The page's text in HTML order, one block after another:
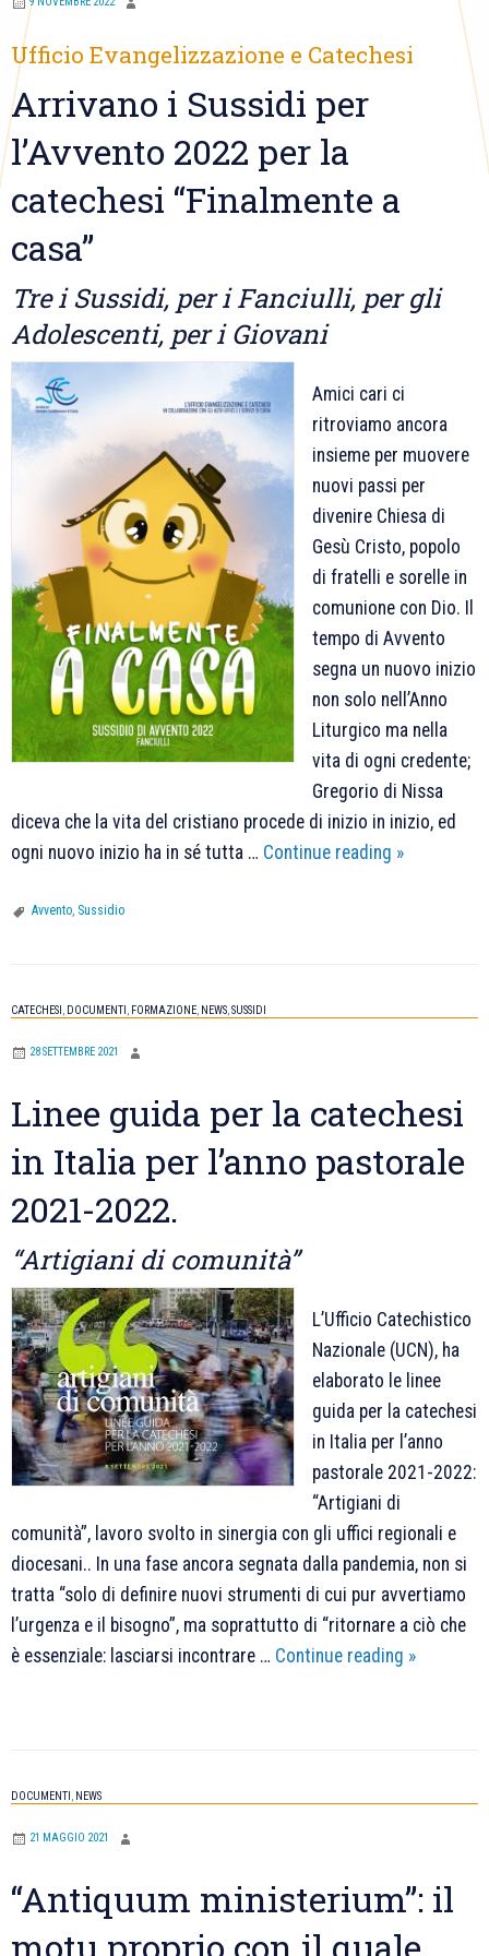
Ufficio Evangelizzazione e Catechesi
Arrivano i Sussidi per
l’Avvento 2022 per la
catechesi “Finalmente a
casa”
Tre i Sussidi, per i Fanciulli, per gli
Adolescenti, per i Giovani
Amici cari ci
ritroviamo ancora
insieme per muovere
nuovi passi per
divenire Chiesa di
Gesù Cristo, popolo
di fratelli e sorelle in
comunione con Dio. Il
tempo di Avvento
segna un nuovo inizio
non solo nell’Anno
Liturgico ma nella
vita di ogni credente;
Gregorio di Nissa
diceva che la vita del cristiano procede di inizio in inizio, ed
ogni nuovo inizio ha in sé tutta … Continue reading Arrivano
catechesi
“Finalmente
a
»
Avvento, Sussidio
CATECHESI, DOCUMENTI, FORMAZIONE, NEWS,SUSSIDI
28 SETTEMBRE 2021
Linee guida per la catechesi
in Italia per l’anno pastorale
2021-2022.
“Artigiani di comunità”
L’Ufficio Catechistico
Nazionale (UCN), ha
elaborato le linee
guida per la catechesi
in Italia per l’anno
pastorale 2021-2022:
“Artigiani di
comunità”, lavoro svolto in sinergia con gli uffici regionali e
diocesani.. In una fase ancora segnata dalla pandemia, non si
tratta “solo di definire nuovi strumenti di cui pur avvertiamo
l’urgenza e il bisogno”, ma soprattutto di “ritornare a ciò che
è essenziale: lasciarsi incontrare … Continue reading Linee
in
l’anno
»
DOCUMENTI, NEWS
21 MAGGIO 2021
“Antiquum ministerium”: il